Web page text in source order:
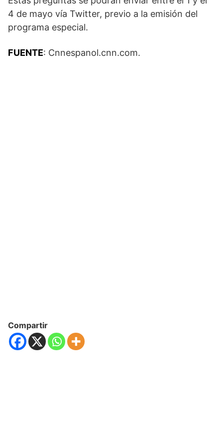
4 de mayo vía Twitter, previo a la emisión del
programa especial.
FUENTE: Cnnespanol.cnn.com.
Compartir